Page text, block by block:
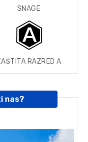
SNAGE
RAZRED A
nas?